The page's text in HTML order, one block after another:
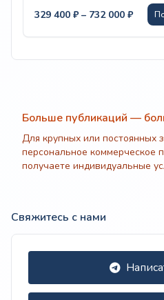
329 400 ₽ – 732 000 ₽
цен:
329
Больше публикаций —
Для крупных или постоянных
персональное коммерческое
получаете индивидуальные
Свяжитесь с нами